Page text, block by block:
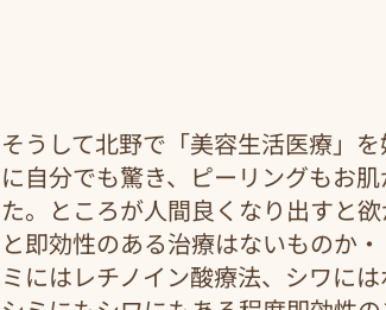
そうして北野で「美容生活医療」
に自分でも驚き、ピーリングもお
た。ところが人間良くなり出すと
と即効性のある治療はないものか
ミにはレチノイン酸療法、シワに